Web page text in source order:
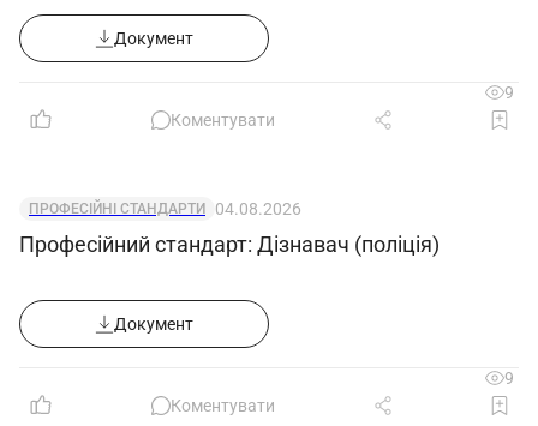
Документ
9
Коментувати
ПРОФЕСІЙНІ СТАНДАРТИ 04.08.2026
Професійний стандарт: Дізнавач (поліція)
Документ
9
Коментувати